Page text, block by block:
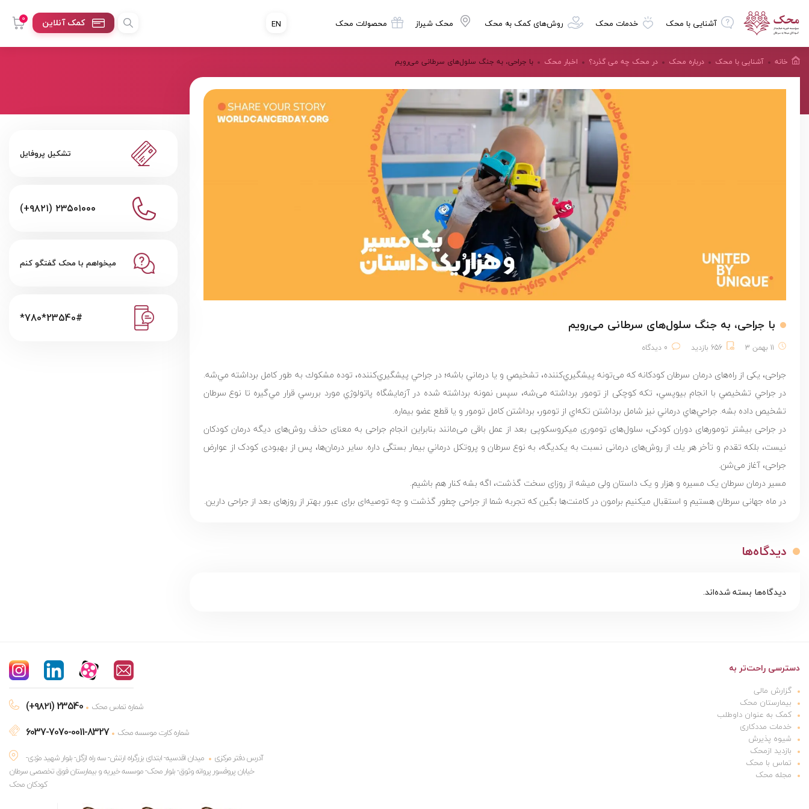
آشنایی با محک خدمات محک روش‌های کمک به محک محک شیراز محصولات محک 0 کمک آنلاین EN
خانه آشنایی با محک درباره محک در محک چه می گذرد؟ اخبار محک با جراحی، به جنگ سلول‌های سرطانی می‌رویم
با جراحی، به جنگ سلول‌های سرطانی می‌رویم
11 بهمن 3 656 بازدید 0 دیدگاه
جراحی، یکی از راه‌های درمان سرطان کودکانه که می‌تونه پيشگيري‌كننده، تشخيصي و یا درماني باشه؛ در جراحي پيشگيري‌كننده، توده مشكوك به طور كامل برداشته مي‌شه.
در جراحي تشخيصي با انجام بيوپسي، تکه کوچکی از تومور برداشته می‌شه، سپس نمونه‌ برداشته شده در آزمايشگاه پاتولوژي مورد بررسي قرار مي‌گيره تا نوع سرطان
تشخيص داده بشه. جراحي‌هاي درماني نیز شامل برداشتن تكه‌اي از تومور، برداشتن كامل تومور و يا قطع عضو بیماره.
در جراحی بیشتر تومورهای دوران کودکی، سلول‌های توموری میکروسکوپی بعد از عمل باقی می‌مانند بنابراین انجام جراحی به معنای حذف روش‌های دیگه درمان کودکان
نیست، بلکه تقدم و تأخر هر يك از روش‌های درمانی نسبت به یکدیگه، به نوع سرطان و پروتكل درماني بیمار بستگی داره. سایر درمان‌ها، پس از بهبودی کودک از عوارض
جراحی، آغاز می‌شن.
مسیر درمان سرطان یک مسیره و هزار و یک داستان ولی میشه از روزای سخت گذشت، اگه بشه کنار هم باشیم.
در ماه جهانی سرطان هستیم و استقبال می­کنیم برامون در کامنت‌ها بگین که تجربه شما از جراحی چطور گذشت و چه توصیه‌ای برای عبور بهتر از روزهای بعد از جراحی دارین.
دیدگاه‌ها
دیدگاه‌ها بسته شده‌اند.
تشکیل پروفایل
(+۹۸۲۱) ۲۳۵۰۱۰۰۰
میخواهم با محک گفتگو کنم
*780*23540#
دسترسی راحت‌تر به
گزارش مالی
بیمارستان محک
کمک به عنوان داوطلب
خدمات مددکاری
شیوه پذیرش
بازدید ازمحک
تماس با محک
مجله محک
(+۹۸۲۱) 23540 شماره تماس محک
6037-7070-0011-8327
شماره کارت موسسه محک
آدرس دفتر مرکزی
میدان اقدسیه- ابتدای بزرگراه ارتش- سه راه ازگل- بلوار شهید مژدی-
خیابان پروفسور پروانه وثوق- بلوار محک- موسسه خیریه و بیمارستان فوق تخصصی سرطان
کودکان محک